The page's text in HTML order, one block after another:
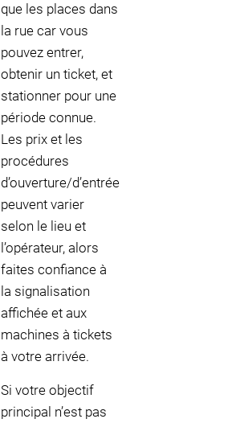
que les places dans
la rue car vous
pouvez entrer,
obtenir un ticket, et
stationner pour une
période connue.
Les prix et les
procédures
d’ouverture/d’entrée
peuvent varier
selon le lieu et
l’opérateur, alors
faites confiance à
la signalisation
affichée et aux
machines à tickets
à votre arrivée.
Si votre objectif
principal n’est pas